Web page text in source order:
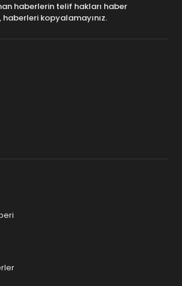
haberlerin telif hakları haber
kopyalamayınız.